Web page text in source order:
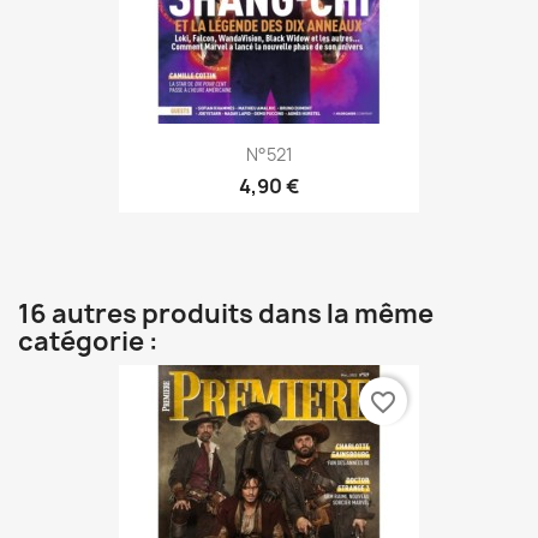
N°521
4,90 €
16 autres produits dans la même
catégorie :
favorite_border